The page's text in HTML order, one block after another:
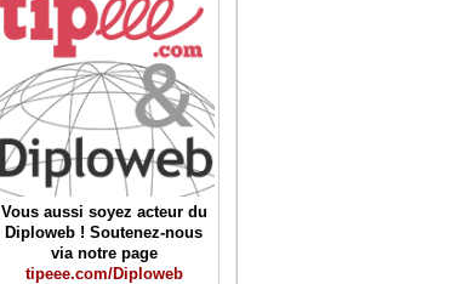
Vous aussi soyez acteur du
Diploweb ! Soutenez-nous
via notre page
tipeee.com/Diploweb